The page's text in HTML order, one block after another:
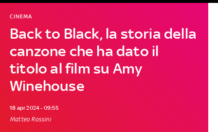
Back to Black, la storia della
canzone che ha dato il
titolo al film su Amy
Winehouse
CINEMA
18 apr 2024 - 09:55
Matteo Rossini